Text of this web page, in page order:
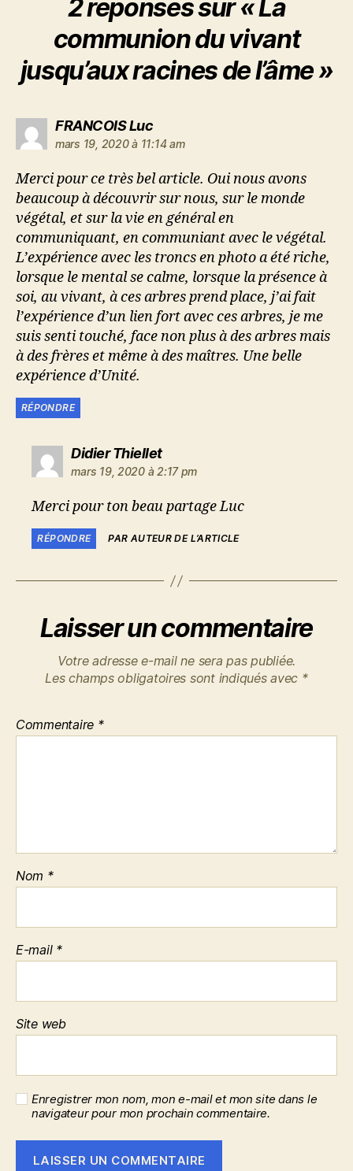
2 réponses sur « La
communion du vivant
jusqu’aux racines de l’âme »
FRANCOIS Lucdit :
mars 19, 2020 à 11:14 am
Merci pour ce très bel article. Oui nous avons
beaucoup à découvrir sur nous, sur le monde
végétal, et sur la vie en général en
communiquant, en communiant avec le végétal.
L’expérience avec les troncs en photo a été riche,
lorsque le mental se calme, lorsque la présence à
soi, au vivant, à ces arbres prend place, j’ai fait
l’expérience d’un lien fort avec ces arbres, je me
suis senti touché, face non plus à des arbres mais
à des frères et même à des maîtres. Une belle
expérience d’Unité.
RÉPONDRE
Didier Thielletdit :
mars 19, 2020 à 2:17 pm
Merci pour ton beau partage Luc
RÉPONDRE PAR AUTEUR DE L’ARTICLE
Laisser un commentaire
Votre adresse e-mail ne sera pas publiée.
Les champs obligatoires sont indiqués avec *
Commentaire *
Nom *
E-mail *
Site web
Enregistrer mon nom, mon e-mail et mon site dans le
navigateur pour mon prochain commentaire.